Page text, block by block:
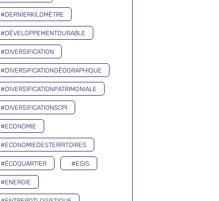
#DERNIERKILOMÈTRE
#DÉVELOPPEMENTDURABLE
#DIVERSIFICATION
#DIVERSIFICATIONGÉOGRAPHIQUE
#DIVERSIFICATIONPATRIMONIALE
#DIVERSIFICATIONSCPI
#ECONOMIE
#ECONOMIEDESTERRITOIRES
#ÉCOQUARTIER #EGIS
#ENERGIE